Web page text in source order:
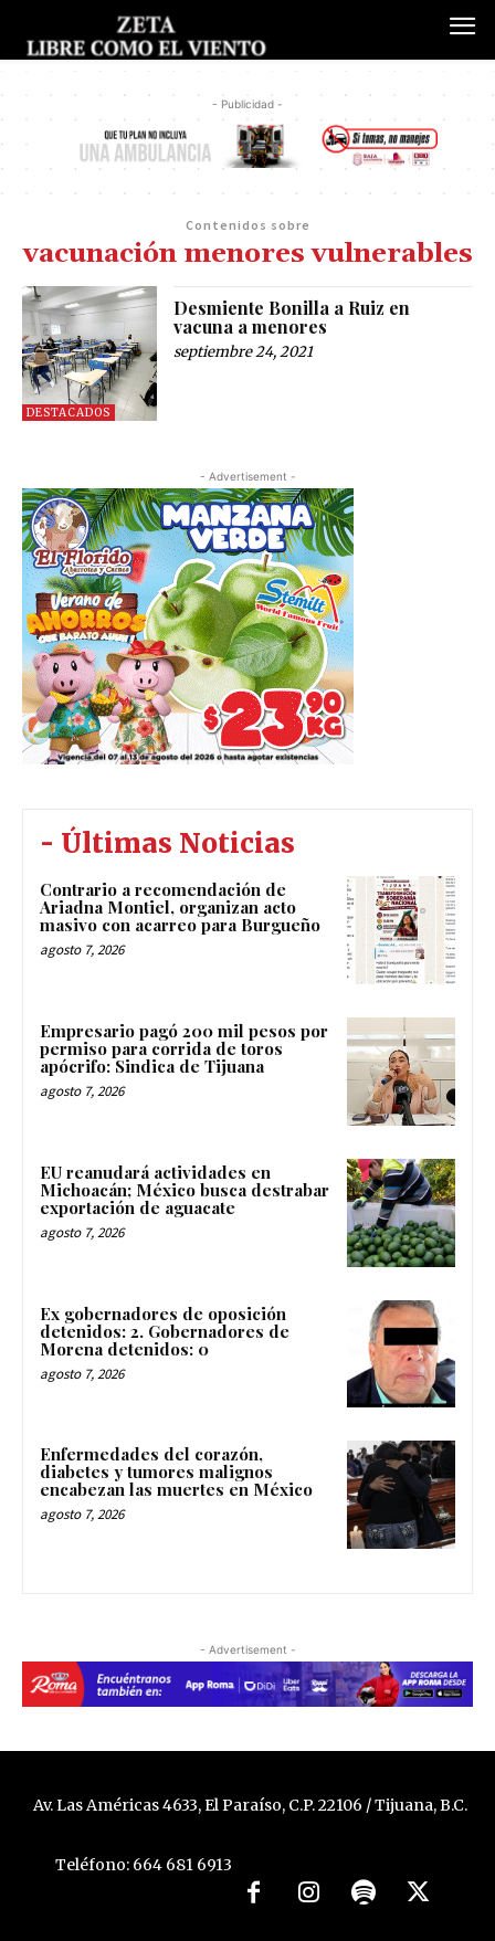
- Publicidad -
Contenidos sobre
vacunación menores vulnerables
DESTACADOS
Desmiente Bonilla a Ruiz en
vacuna a menores
septiembre 24, 2021
- Advertisement -
- Últimas Noticias
Contrario a recomendación de
Ariadna Montiel, organizan acto
masivo con acarreo para Burgueño
agosto 7, 2026
Empresario pagó 200 mil pesos por
permiso para corrida de toros
apócrifo: Sindica de Tijuana
agosto 7, 2026
EU reanudará actividades en
Michoacán; México busca destrabar
exportación de aguacate
agosto 7, 2026
Ex gobernadores de oposición
detenidos: 2. Gobernadores de
Morena detenidos: 0
agosto 7, 2026
Enfermedades del corazón,
diabetes y tumores malignos
encabezan las muertes en México
agosto 7, 2026
- Advertisement -
Av. Las Américas 4633, El Paraíso, C.P. 22106 / Tijuana, B.C.
Teléfono: 664 681 6913